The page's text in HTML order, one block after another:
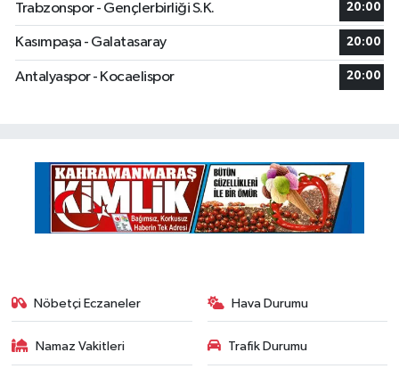
Trabzonspor - Gençlerbirliği S.K. 20:00
Kasımpaşa - Galatasaray 20:00
Antalyaspor - Kocaelispor 20:00
Nöbetçi Eczaneler Hava Durumu
Namaz Vakitleri Trafik Durumu